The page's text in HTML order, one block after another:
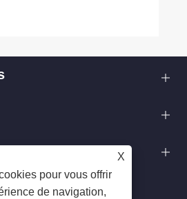
X
pour vous offrir
de navigation,